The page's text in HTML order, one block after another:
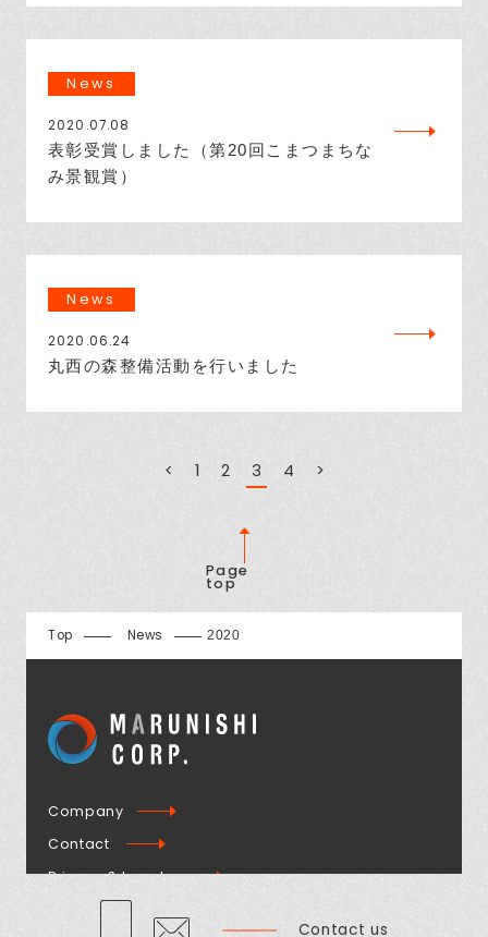
Contact us
News
2020.07.08
表彰受賞しました（第20回こまつまちな
み景観賞）
News
2020.06.24
丸西の森整備活動を行いました
< 1 2 3 4 >
Page
top
Top News 2020
Company
Contact
Privacy & Legal